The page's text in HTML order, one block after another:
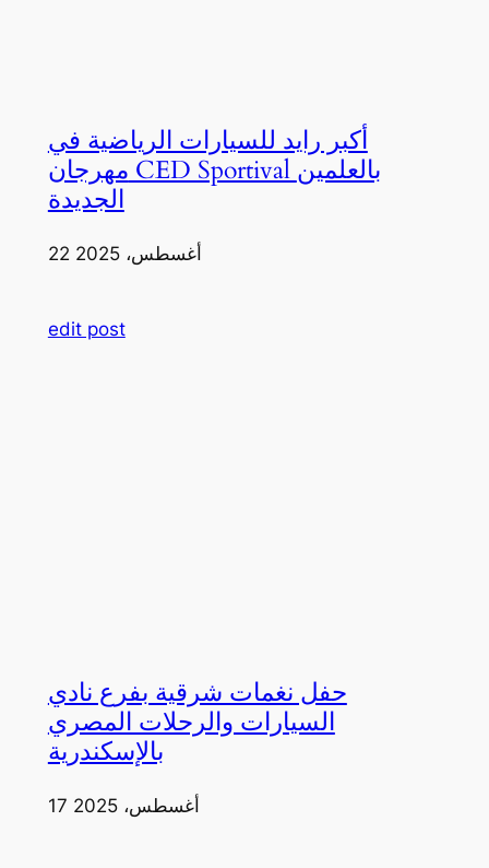
أكبر رايد للسيارات الرياضية في
مهرجان CED Sportival بالعلمين
الجديدة
22 أغسطس، 2025
edit post
حفل نغمات شرقية بفرع نادي
السيارات والرحلات المصري
بالإسكندرية
17 أغسطس، 2025